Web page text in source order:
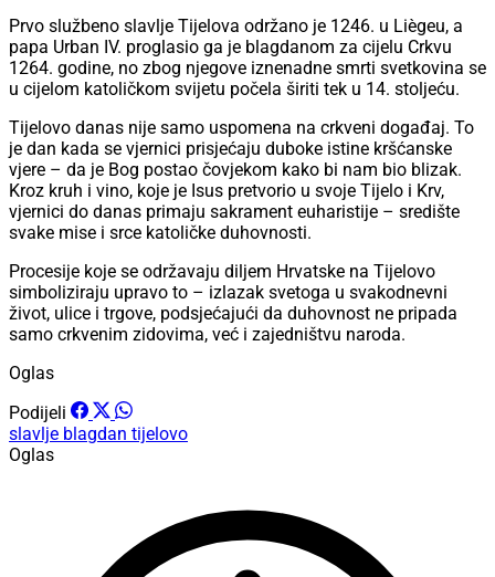
Prvo službeno slavlje Tijelova održano je 1246. u Liègeu, a
papa Urban IV. proglasio ga je blagdanom za cijelu Crkvu
1264. godine, no zbog njegove iznenadne smrti svetkovina se
u cijelom katoličkom svijetu počela širiti tek u 14. stoljeću.
Tijelovo danas nije samo uspomena na crkveni događaj. To
je dan kada se vjernici prisjećaju duboke istine kršćanske
vjere – da je Bog postao čovjekom kako bi nam bio blizak.
Kroz kruh i vino, koje je Isus pretvorio u svoje Tijelo i Krv,
vjernici do danas primaju sakrament euharistije – središte
svake mise i srce katoličke duhovnosti.
Procesije koje se održavaju diljem Hrvatske na Tijelovo
simboliziraju upravo to – izlazak svetoga u svakodnevni
život, ulice i trgove, podsjećajući da duhovnost ne pripada
samo crkvenim zidovima, već i zajedništvu naroda.
Oglas
Podijeli
slavlje blagdan tijelovo
Oglas